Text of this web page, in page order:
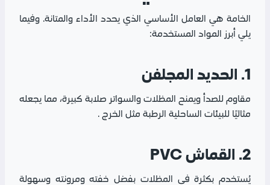
الخامة هي العامل الأساسي الذي يحدد الأداء والمتانة. وفيما
يلي أبرز المواد المستخدمة:
1. الحديد المجلفن
مقاوم للصدأ ويمنح المظلات والسواتر صلابة كبيرة، مما يجعله
مثاليًا للبيئات الساحلية الرطبة مثل الخرج .
2. القماش PVC
يُستخدم بكثرة في المظلات بفضل خفته ومرونته وسهولة